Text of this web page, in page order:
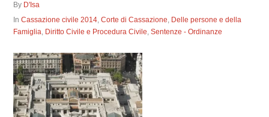
By D'Isa
InCassazione civile 2014,Corte di Cassazione, Delle persone e della
Famiglia, Diritto Civile e Procedura Civile,Sentenze - Ordinanze